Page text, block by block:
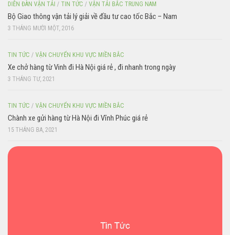
DIỄN ĐÀN VẬN TẢI / TIN TỨC / VẬN TẢI BẮC TRUNG NAM
Bộ Giao thông vận tải lý giải về đầu tư cao tốc Bắc – Nam
3 THÁNG MƯỜI MỘT, 2016
TIN TỨC / VẬN CHUYỂN KHU VỰC MIỀN BẮC
Xe chở hàng từ Vinh đi Hà Nội giá rẻ , đi nhanh trong ngày
3 THÁNG TƯ, 2021
TIN TỨC / VẬN CHUYỂN KHU VỰC MIỀN BẮC
Chành xe gửi hàng từ Hà Nội đi Vĩnh Phúc giá rẻ
15 THÁNG BA, 2021